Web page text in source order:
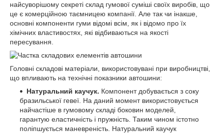
найсуворішому секреті склад гумової суміші своїх виробів, що
це є комерційною таємницею компанії. Але так чи інакше,
основні компоненти гуми відомі всім, як і відомо про їх
хімічних властивостях, які відбиваються на якості
пересування.
Головні складові матеріали, використовувані при виробництві,
що впливають на технічні показники автошини:
Натуральний каучук. Компонент добувається з соку
бразильської гевеї. На даний момент використовується
найчастіше в гумовому складі боковин моделей,
гарантую еластичність і пружність. Таким чином істотно
поліпшується маневреність. Натуральний каучук